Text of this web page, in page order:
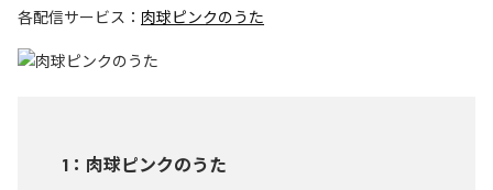
各配信サービス： 肉球ピンクのうた
1 ： 肉球ピンクのうた